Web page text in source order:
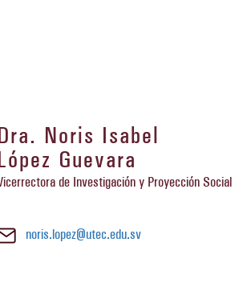
Noris Isabel
Guevara
de Investigación y Proyección Social
noris.lopez@utec.edu.sv